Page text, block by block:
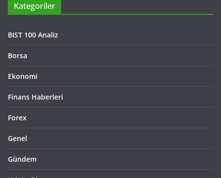
Kategoriler
BIST 100 Analiz
Borsa
Ekonomi
Finans Haberleri
Forex
Genel
Gündem